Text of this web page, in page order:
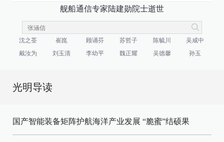
舰船通信专家陆建勋院士逝世
沈之荃 崔崑 顾诵芬 苏哲子 陈毓川
吴咸中
戴汝为
刘玉清 李幼平 魏正耀 吴德馨 孙玉
光明导读
国产智能装备矩阵护航海洋产业发展 “脆蜜”结硕果